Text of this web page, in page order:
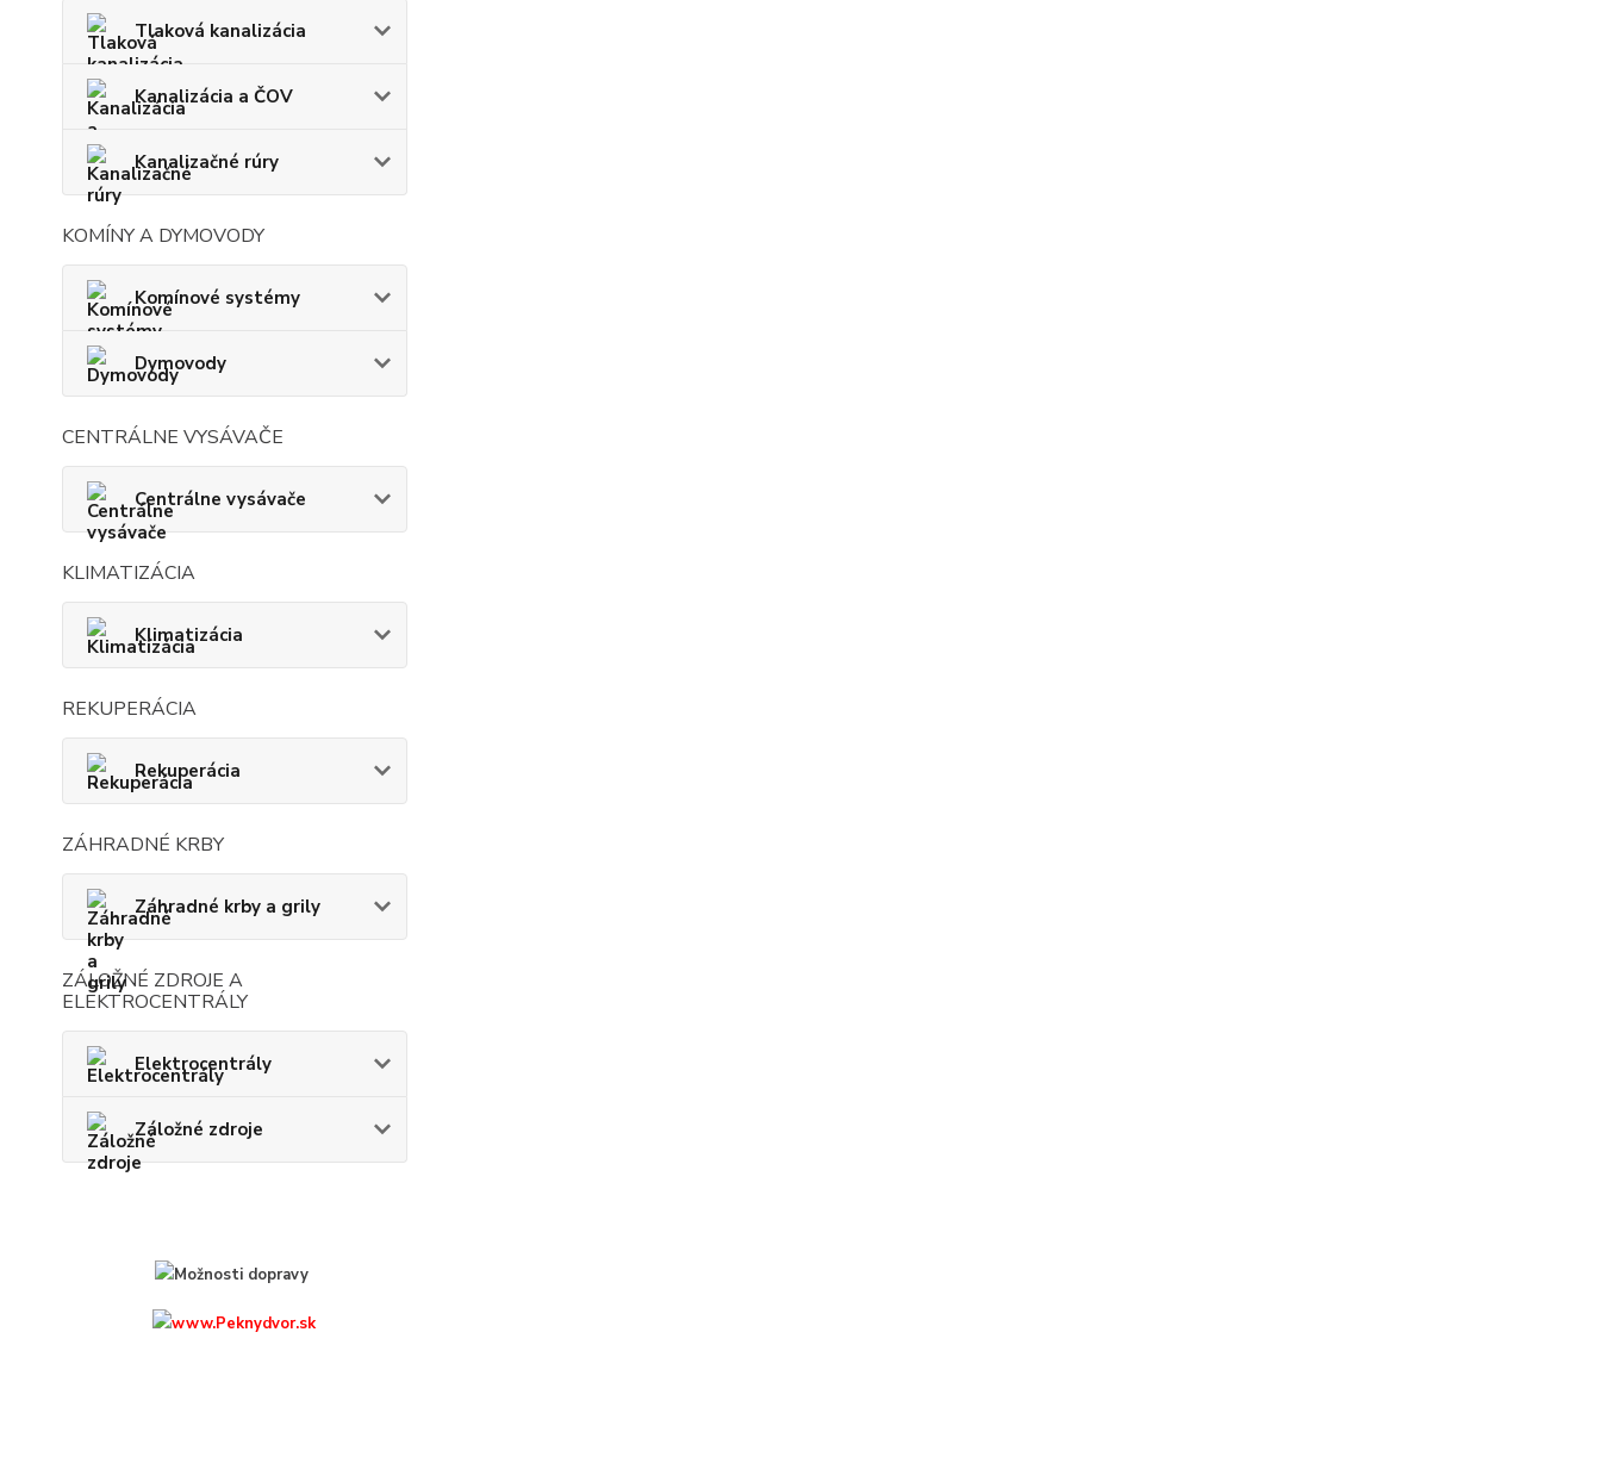
Tlaková kanalizácia
Kanalizácia a ČOV
Kanalizačné rúry
KOMÍNY A DYMOVODY
Komínové systémy
Dymovody
CENTRÁLNE VYSÁVAČE
Centrálne vysávače
KLIMATIZÁCIA
Klimatizácia
REKUPERÁCIA
Rekuperácia
ZÁHRADNÉ KRBY
Záhradné krby a grily
ZÁLOŽNÉ ZDROJE A
ELEKTROCENTRÁLY
Elektrocentrály
Záložné zdroje